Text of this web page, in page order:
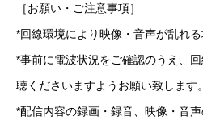
［お願い・ご注意事項］
*回線環境により映像・音声が乱れる
*事前に電波状況をご確認のうえ、
聴くださいますようお願い致します。
*配信内容の録画・録音、映像・音